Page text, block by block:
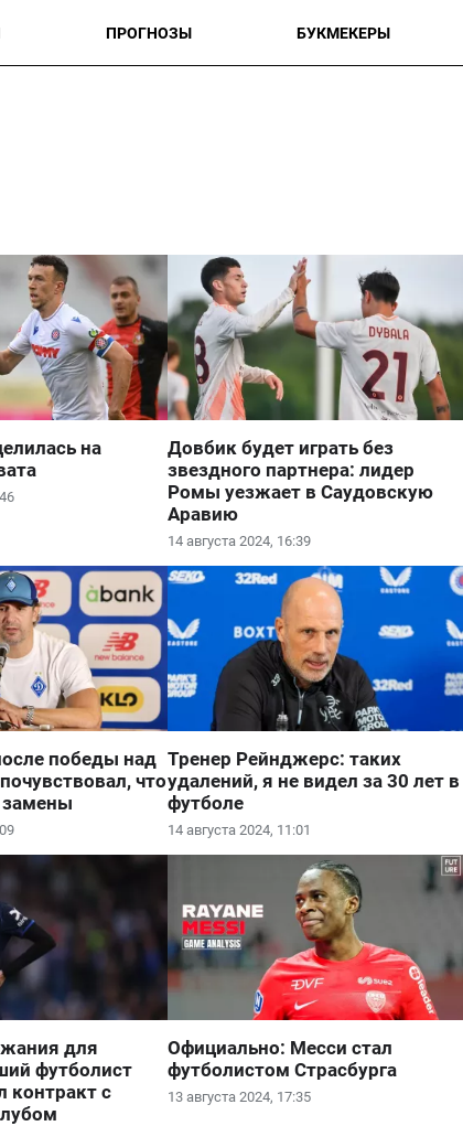
ПРОГНОЗЫ БУКМЕКЕРЫ
на
14 августа 2024, 16:39
Довбик будет играть без
звездного партнера: лидер
Ромы уезжает в Саудовскую
Аравию
победы над
что
замены
14 августа 2024, 11:01
Тренер Рейнджерс: таких
удалений, я не видел за 30 лет в
футболе
для
футболист
контракт с
13 августа 2024, 17:35
Официально: Месси стал
футболистом Страсбурга